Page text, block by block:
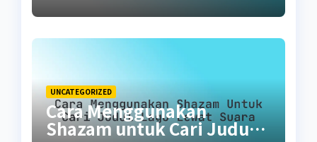
UNCATEGORIZED
Cara Menggunakan
Shazam untuk Cari Judul